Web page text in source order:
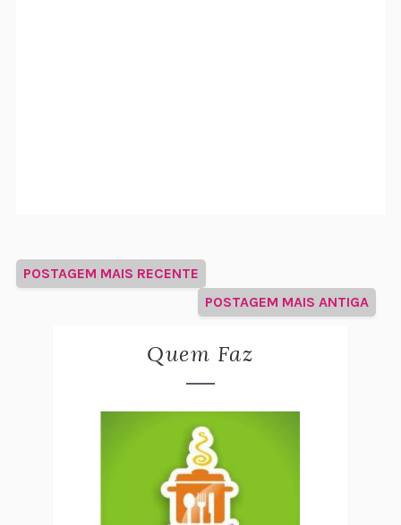
POSTAGEM MAIS RECENTE
POSTAGEM MAIS ANTIGA
Quem Faz